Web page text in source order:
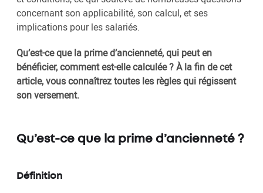
concernant son applicabilité, son calcul, et ses
implications pour les salariés.
Qu’est-ce que la prime d’ancienneté, qui peut en
bénéficier, comment est-elle calculée ? À la fin de cet
article, vous connaîtrez toutes les règles qui régissent
son versement.
Qu’est-ce que la prime d’ancienneté ?
Définition